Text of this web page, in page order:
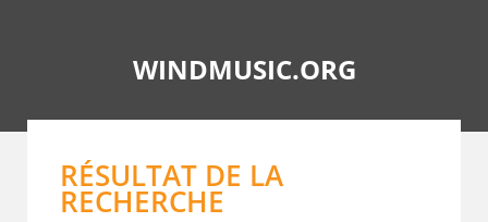
WINDMUSIC.ORG
RÉSULTAT DE LA
RECHERCHE